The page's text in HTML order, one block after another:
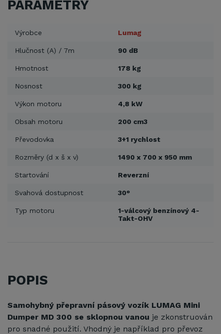
PARAMETRY
Výrobce Lumag
Hlučnost (A) / 7m 90 dB
Hmotnost 178 kg
Nosnost 300 kg
Výkon motoru 4,8 kW
Obsah motoru 200 cm3
Převodovka 3+1 rychlost
Rozměry (d x š x v) 1490 x 700 x 950 mm
Startování Reverzní
Svahová dostupnost 30°
Typ motoru
1-válcový benzínový 4-
Takt-OHV
POPIS
Samohybný přepravní pásový vozík LUMAG Mini
Dumper MD 300 se sklopnou vanou je zkonstruován
pro snadné použití. Vhodný je například pro převoz